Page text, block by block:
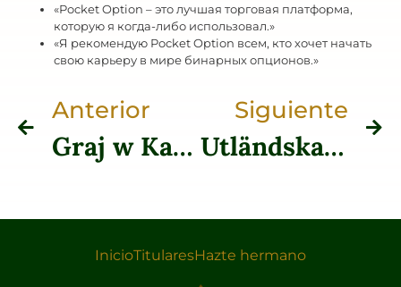
«Pocket Option – это лучшая торговая платформа,
которую я когда-либо использовал.»
«Я рекомендую Pocket Option всем, кто хочет начать
свою карьеру в мире бинарных опционов.»
Anterior
Graj w Kasyna Kiedykolwiek i Gdziekolwiek w Polsce z Rainbet Casino
Siguiente
Utländska spelplattformar tillgängliga i Sverige
InicioTitularesHazte hermano